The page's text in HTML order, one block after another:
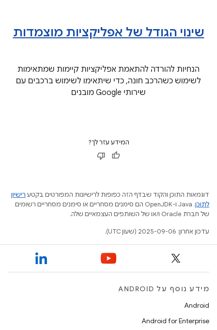
שינוי הגודל של אפליקציות מוצמדות
הנחיות להורדה להתאמת אפליקציות קיימות שמתאימות
לשימוש כשהרכב חונה, כדי שיתאימו לשימוש ברכבים עם
שירותי Google מובנים
המידע עזר לך?
דוגמאות התוכן והקוד שבדף הזה כפופות לרישיונות המפורטים בקטע רישיון
לתוכן
.‏ Java ו-OpenJDK הם סימנים מסחריים או סימנים מסחריים רשומים
של חברת Oracle ו/או של השותפים העצמאיים שלה.
עדכון אחרון: 2025-09-06 (שעון UTC).
מידע נוסף על ANDROID
Android
Android for Enterprise